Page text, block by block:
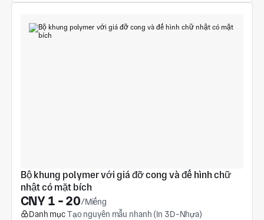
Bộ khung polymer với giá đỡ cong và đế hình chữ
nhật có mặt bích
CNY 1 - 20/Miếng
Danh mụcTạo nguyên mẫu nhanh (In 3D-Nhựa)